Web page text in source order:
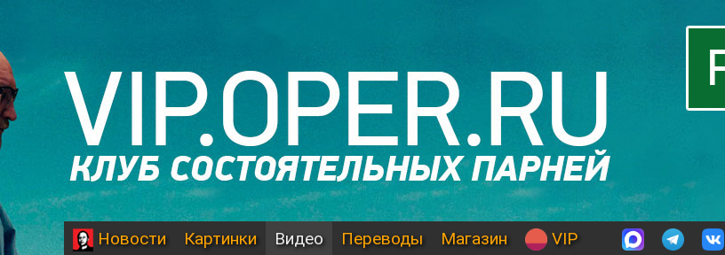
Новости Картинки Видео Переводы Магазин VIP